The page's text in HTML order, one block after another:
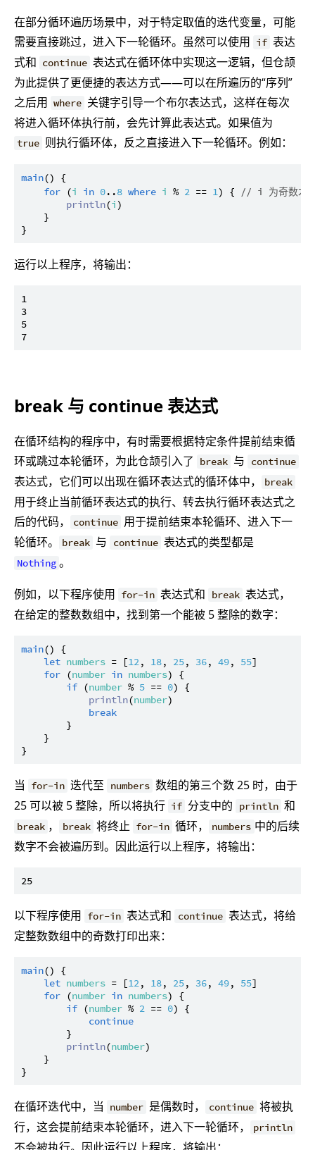
在部分循环遍历场景中，对于特定取值的迭代变量，可能
需要直接跳过，进入下一轮循环。虽然可以使用 if 表达
式和 continue 表达式在循环体中实现这一逻辑，但仓颉
为此提供了更便捷的表达方式——可以在所遍历的“序列”
之后用 where 关键字引导一个布尔表达式，这样在每次
将进入循环体执行前，会先计算此表达式。如果值为
true 则执行循环体，反之直接进入下一轮循环。例如：
main() {
for (i in 0..8 where i % 2 == 1) {
// i 为奇数才
println(i )
    }
运行以上程序，将输出：
1
3
5
break 与 continue 表达式
在循环结构的程序中，有时需要根据特定条件提前结束循
环或跳过本轮循环，为此仓颉引入了
break 与 continue
表达式，它们可以出现在循环表达式的循环体中， break
用于终止当前循环表达式的执行、转去执行循环表达式之
后的代码，
continue 用于提前结束本轮循环、进入下一
轮循环。
break 与 continue 表达式的类型都是
Nothing 。
例如，以下程序使用 for-in 表达式和 break 表达式，
在给定的整数数组中，找到第一个能被 5 整除的数字：
main() {
let numbers = [12, 18, 25, 36, 49, 55]
for (number in numbers) {
if (number % 5 == 0) {
println(number)
break
        }
    }
当 for-in 迭代至 numbers 数组的第三个数 25 时，由于
25 可以被 5 整除，所以将执行 if 分支中的 println 和
break ， break 将终止 for-in 循环， numbers 中的后续
数字不会被遍历到。因此运行以上程序，将输出：
以下程序使用 for-in 表达式和 continue 表达式，将给
定整数数组中的奇数打印出来：
main() {
let numbers = [12, 18, 25, 36, 49, 55]
for (number in numbers) {
if (number % 2 == 0) {
continue
        }
println(number)
    }
在循环迭代中，当 number 是偶数时， continue 将被执
行，这会提前结束本轮循环，进入下一轮循环，
println